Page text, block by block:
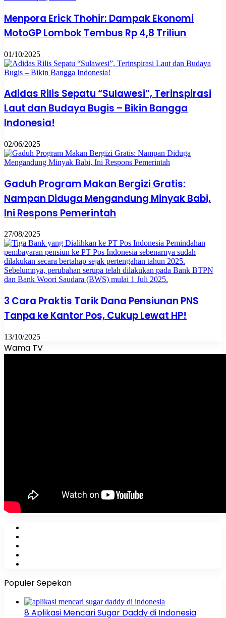
Menpora Erick Thohir: Dampak Ekonomi
MotoGP Lombok Tembus Rp 4,8 Triliun
01/10/2025
Adidas Rilis Sepatu “Sulawesi”, Terinspirasi
Laut dan Budaya Bugis – Bikin Bangga
Indonesia!
02/06/2025
Gaduh Program Makan Bergizi Gratis:
Nampan Diduga Mengandung Minyak Babi,
Ini Respons Pemerintah
27/08/2025
3 Cara Praktis Tarik Dana Pensiunan PNS
Tanpa ke Kantor Pos, Cukup Lewat HP!
13/10/2025
Wama TV
Populer Sepekan
8 Aplikasi Mencari Sugar Daddy di Indonesia